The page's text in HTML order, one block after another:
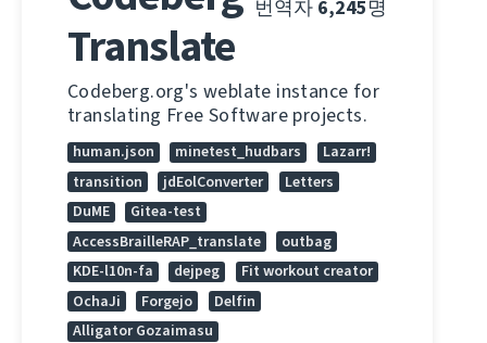
번역자 6,245명
Translate
Codeberg.org's weblate instance for
translating Free Software projects.
human.json minetest_hudbars
Lazarr!
transition
jdEolConverter
Letters
DuME
Gitea-test
AccessBrailleRAP_translate
outbag
KDE-l10n-fa
dejpeg
Fit workout creator
OchaJi
Forgejo
Delfin
Alligator Gozaimasu